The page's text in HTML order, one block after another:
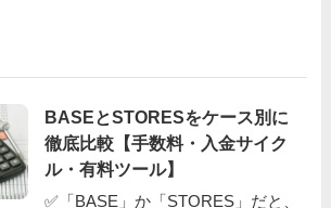
BASEとSTORESをケース別に
徹底比較【手数料・入金サイク
ル・有料ツール】
✅「BASE」か「STORES」だと、